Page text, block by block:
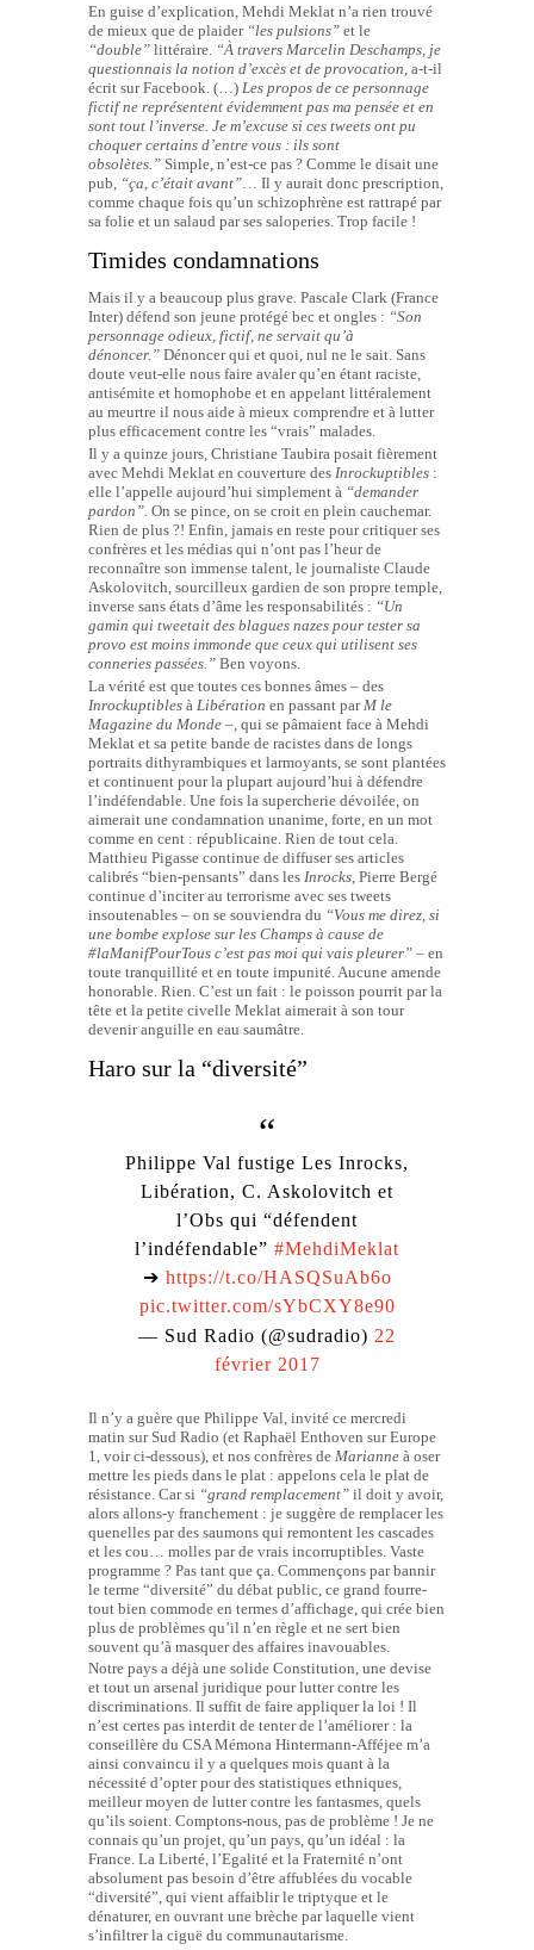
En guise d’explication, Mehdi Meklat n’a rien trouvé
de mieux que de plaider “les pulsions” et le
“double” littéraire. “À travers Marcelin Deschamps, je
questionnais la notion d’excès et de provocation , a-t-il
écrit sur Facebook. (…) Les propos de ce personnage
fictif ne représentent évidemment pas ma pensée et en
sont tout l’inverse. Je m’excuse si ces tweets ont pu
choquer certains d’entre vous : ils sont
obsolètes.” Simple, n’est-ce pas ? Comme le disait une
pub, “ça, c’était avant” … Il y aurait donc prescription,
comme chaque fois qu’un schizophrène est rattrapé par
sa folie et un salaud par ses saloperies. Trop facile !
Timides condamnations
Mais il y a beaucoup plus grave. Pascale Clark (France
Inter) défend son jeune protégé bec et ongles : “Son
personnage odieux, fictif, ne servait qu’à
dénoncer.” Dénoncer qui et quoi, nul ne le sait. Sans
doute veut-elle nous faire avaler qu’en étant raciste,
antisémite et homophobe et en appelant littéralement
au meurtre il nous aide à mieux comprendre et à lutter
plus efficacement contre les “vrais” malades.
Il y a quinze jours, Christiane Taubira posait fièrement
avec Mehdi Meklat en couverture des Inrockuptibles :
elle l’appelle aujourd’hui simplement à “demander
pardon”. On se pince, on se croit en plein cauchemar.
Rien de plus ?! Enfin, jamais en reste pour critiquer ses
confrères et les médias qui n’ont pas l’heur de
reconnaître son immense talent, le journaliste Claude
Askolovitch, sourcilleux gardien de son propre temple,
inverse sans états d’âme les responsabilités : “Un
gamin qui tweetait des blagues nazes pour tester sa
provo est moins immonde que ceux qui utilisent ses
conneries passées.” Ben voyons.
La vérité est que toutes ces bonnes âmes – des
Inrockuptibles à Libération en passant par M le
Magazine du Monde –, qui se pâmaient face à Mehdi
Meklat et sa petite bande de racistes dans de longs
portraits dithyrambiques et larmoyants, se sont plantées
et continuent pour la plupart aujourd’hui à défendre
l’indéfendable. Une fois la supercherie dévoilée, on
aimerait une condamnation unanime, forte, en un mot
comme en cent : républicaine. Rien de tout cela.
Matthieu Pigasse continue de diffuser ses articles
calibrés “bien-pensants” dans les Inrocks , Pierre Bergé
continue d’inciter au terrorisme avec ses tweets
insoutenables – on se souviendra du “Vous me direz, si
une bombe explose sur les Champs à cause de
#laManifPourTous c’est pas moi qui vais pleurer” – en
toute tranquillité et en toute impunité. Aucune amende
honorable. Rien. C’est un fait : le poisson pourrit par la
tête et la petite civelle Meklat aimerait à son tour
devenir anguille en eau saumâtre.
Haro sur la “diversité”
Philippe Val fustige Les Inrocks,
Libération, C. Askolovitch et
l’Obs qui “défendent
l’indéfendable” #MehdiMeklat
➔ https://t.co/HASQSuAb6o
pic.twitter.com/sYbCXY8e90
— Sud Radio (@sudradio) 22
février 2017
Il n’y a guère que Philippe Val, invité ce mercredi
matin sur Sud Radio (et Raphaël Enthoven sur Europe
1, voir ci-dessous), et nos confrères de Marianne à oser
mettre les pieds dans le plat : appelons cela le plat de
résistance. Car si “grand remplacement” il doit y avoir,
alors allons-y franchement : je suggère de remplacer les
quenelles par des saumons qui remontent les cascades
et les cou… molles par de vrais incorruptibles. Vaste
programme ? Pas tant que ça. Commençons par bannir
le terme “diversité” du débat public, ce grand fourre-
tout bien commode en termes d’affichage, qui crée bien
plus de problèmes qu’il n’en règle et ne sert bien
souvent qu’à masquer des affaires inavouables.
Notre pays a déjà une solide Constitution, une devise
et tout un arsenal juridique pour lutter contre les
discriminations. Il suffit de faire appliquer la loi ! Il
n’est certes pas interdit de tenter de l’améliorer : la
conseillère du CSA Mémona Hintermann-Afféjee m’a
ainsi convaincu il y a quelques mois quant à la
nécessité d’opter pour des statistiques ethniques,
meilleur moyen de lutter contre les fantasmes, quels
qu’ils soient. Comptons-nous, pas de problème ! Je ne
connais qu’un projet, qu’un pays, qu’un idéal : la
France. La Liberté, l’Egalité et la Fraternité n’ont
absolument pas besoin d’être affublées du vocable
“diversité”, qui vient affaiblir le triptyque et le
dénaturer, en ouvrant une brèche par laquelle vient
s’infiltrer la ciguë du communautarisme.